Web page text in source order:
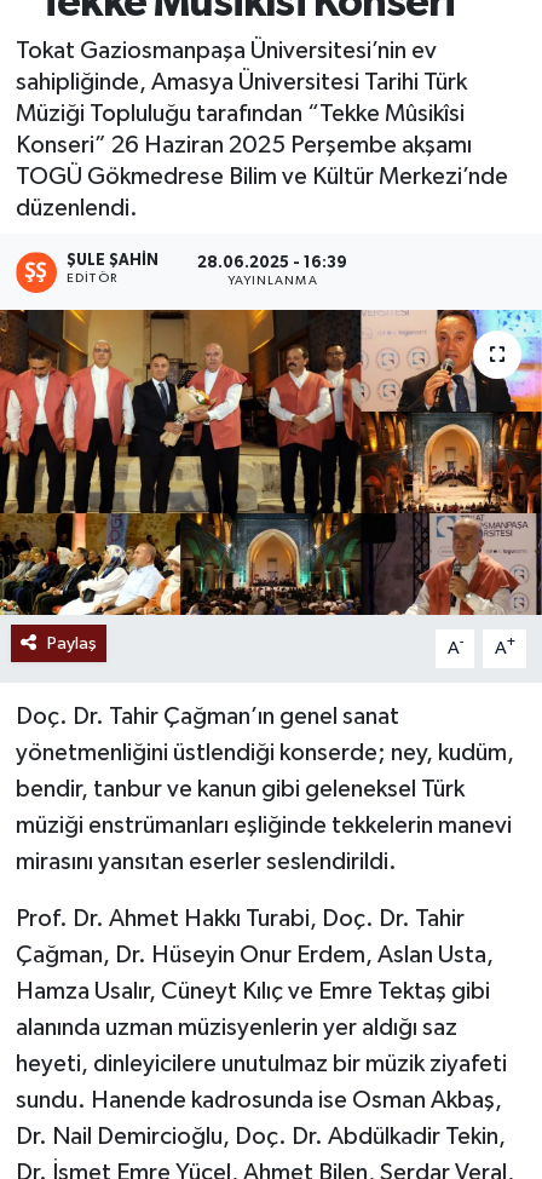
Tokat Gaziosmanpaşa Üniversitesi’nin ev
sahipliğinde, Amasya Üniversitesi Tarihi Türk
Müziği Topluluğu tarafından “Tekke Mûsikîsi
Konseri” 26 Haziran 2025 Perşembe akşamı
TOGÜ Gökmedrese Bilim ve Kültür Merkezi’nde
düzenlendi.
ŞULE ŞAHIN
EDITÖR
28.06.2025 - 16:39
YAYINLANMA
Paylaş A- A+
Doç. Dr. Tahir Çağman’ın genel sanat
yönetmenliğini üstlendiği konserde; ney, kudüm,
bendir, tanbur ve kanun gibi geleneksel Türk
müziği enstrümanları eşliğinde tekkelerin manevi
mirasını yansıtan eserler seslendirildi.
Prof. Dr. Ahmet Hakkı Turabi, Doç. Dr. Tahir
Çağman, Dr. Hüseyin Onur Erdem, Aslan Usta,
Hamza Usalır, Cüneyt Kılıç ve Emre Tektaş gibi
alanında uzman müzisyenlerin yer aldığı saz
heyeti, dinleyicilere unutulmaz bir müzik ziyafeti
sundu. Hanende kadrosunda ise Osman Akbaş,
Dr. Nail Demircioğlu, Doç. Dr. Abdülkadir Tekin,
Dr. İsmet Emre Yücel, Ahmet Bilen, Serdar Veral,
Ekonomi
Sağlık
Tokat Haber